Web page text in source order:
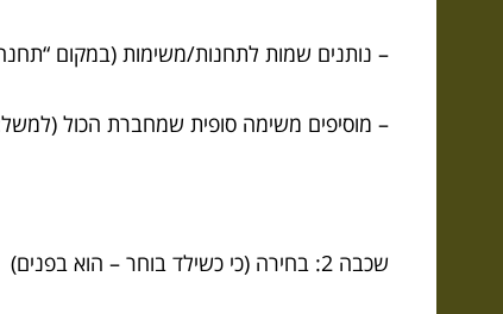
– נותנים שמות לתחנות/משימות (במקום “תחנה 1” – “מעבר
– מוסיפים משימה סופית שמחברת הכול
שכבה 2: בחירה (כי כשילד בוחר – הוא בפנים)